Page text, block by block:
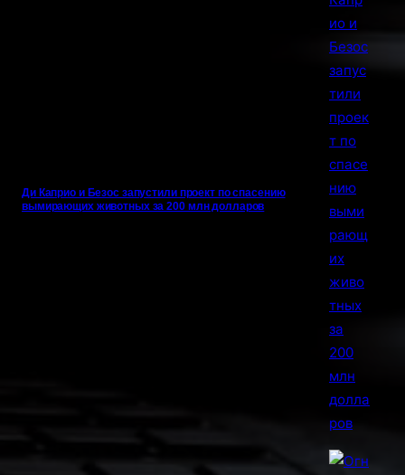
Ди Каприо и Безос запустили проект по спасению
вымирающих животных за 200 млн долларов